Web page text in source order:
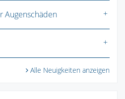
Augenschäden
Alle Neuigkeiten anzeigen